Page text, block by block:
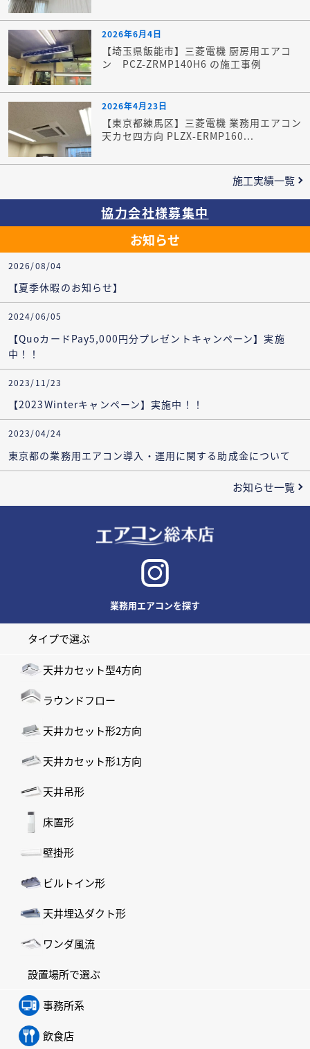
2026年6月4日
【埼玉県飯能市】三菱電機 厨房用エアコ
ン PCZ-ZRMP140H6 の施工事例
2026年4月23日
【東京都練馬区】三菱電機 業務用エアコン
天カセ四方向 PLZX-ERMP160...
施工実績一覧
協力会社様募集中
お知らせ
2026/08/04
【夏季休暇のお知らせ】
2024/06/05
【QuoカードPay5,000円分プレゼントキャンペーン】実施
中！！
2023/11/23
【2023Winterキャンペーン】実施中！！
2023/04/24
東京都の業務用エアコン導入・運用に関する助成金について
お知らせ一覧
業務用エアコンを探す
タイプで選ぶ
天井カセット型4方向
ラウンドフロー
天井カセット形2方向
天井カセット形1方向
天井吊形
床置形
壁掛形
ビルトイン形
天井埋込ダクト形
ワンダ風流
設置場所で選ぶ
事務所系
飲食店